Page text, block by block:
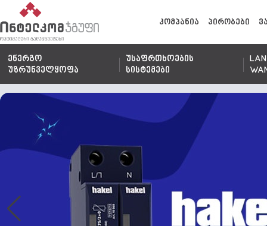
კომპანია პირობები
ენერგო
უზრუნველყოფა
უსაფრთხოების
სისტემები